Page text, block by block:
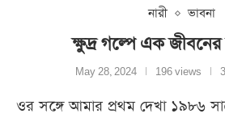
নারী ভাবনা
ক্ষুদ্র গল্পে এক জীবনের
May 28, 2024 196 views
ওর সঙ্গে আমার প্রথম দেখা ১৯৮৬